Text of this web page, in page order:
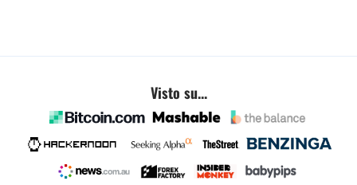
Visto su...